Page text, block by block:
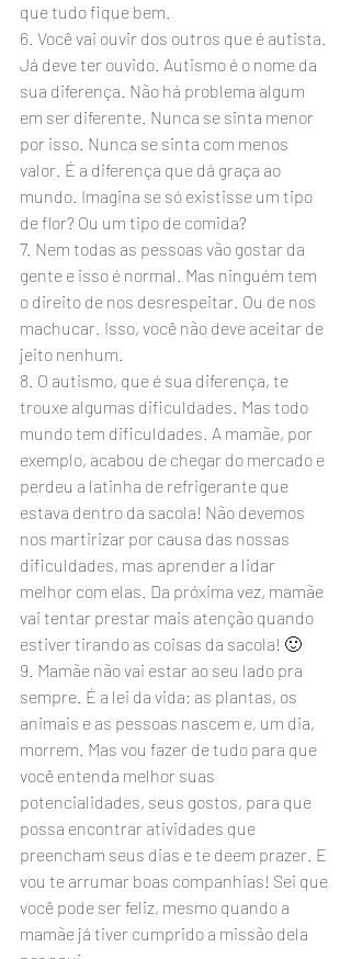
que tudo fique bem.
6. Você vai ouvir dos outros que é autista.
Já deve ter ouvido. Autismo é o nome da
sua diferença. Não há problema algum
em ser diferente. Nunca se sinta menor
por isso. Nunca se sinta com menos
valor. É a diferença que dá graça ao
mundo. Imagina se só existisse um tipo
de flor? Ou um tipo de comida?
7. Nem todas as pessoas vão gostar da
gente e isso é normal. Mas ninguém tem
o direito de nos desrespeitar. Ou de nos
machucar. Isso, você não deve aceitar de
jeito nenhum.
8. O autismo, que é sua diferença, te
trouxe algumas dificuldades. Mas todo
mundo tem dificuldades. A mamãe, por
exemplo, acabou de chegar do mercado e
perdeu a latinha de refrigerante que
estava dentro da sacola! Não devemos
nos martirizar por causa das nossas
dificuldades, mas aprender a lidar
melhor com elas. Da próxima vez, mamãe
vai tentar prestar mais atenção quando
estiver tirando as coisas da sacola! 🙂
9. Mamãe não vai estar ao seu lado pra
sempre. É a lei da vida: as plantas, os
animais e as pessoas nascem e, um dia,
morrem. Mas vou fazer de tudo para que
você entenda melhor suas
potencialidades, seus gostos, para que
possa encontrar atividades que
preencham seus dias e te deem prazer. E
vou te arrumar boas companhias! Sei que
você pode ser feliz, mesmo quando a
mamãe já tiver cumprido a missão dela